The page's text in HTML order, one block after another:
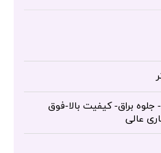
براق- کیفیت بالا-فوق
عالی